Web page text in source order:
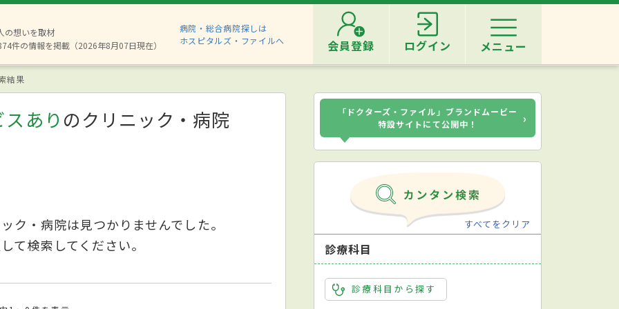
の想いを取材
件の情報を掲載（2026年8月07日現在）
病院・総合病院探しは
ホスピタルズ・ファイルへ
会員登録 ログイン メニュー
結果
あり のクリニック・病院
ク・病院は見つかりませんでした。
て検索してください。
「ドクターズ・ファイル」ブランドムービー
特設サイトにて公開中！
›
すべてをクリア
診療科目
診療科目から探す